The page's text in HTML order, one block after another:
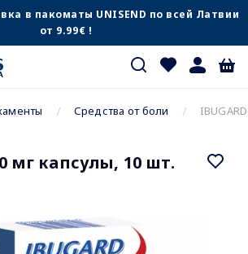
в пакоматы UNISEND по всей Латвии
от 9.99€ !
Средства от боли
мг капсулы, 10 шт.